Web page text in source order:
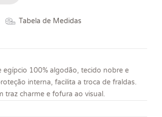
Tabela de Medidas
100% algodão, tecido nobre e
interna, facilita a troca de fraldas.
traz charme e fofura ao visual.